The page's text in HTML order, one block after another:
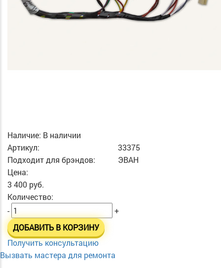
Наличие: В наличии
Артикул:
33375
Подходит для брэндов:
ЭВАН
Цена:
3 400 руб.
Количество:
-
+
ДОБАВИТЬ В КОРЗИНУ
Получить консультацию
Вызвать мастера для ремонта